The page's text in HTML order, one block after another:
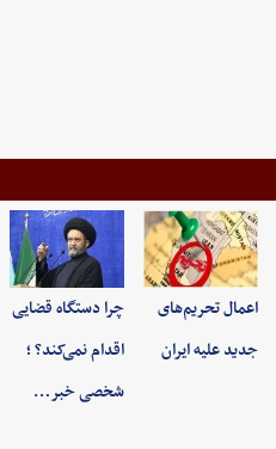
اعمال تحریم‌های
جدید علیه ایران
چرا دستگاه قضایی
اقدام نمی‌کند؟ ؛
شخصی خبر…